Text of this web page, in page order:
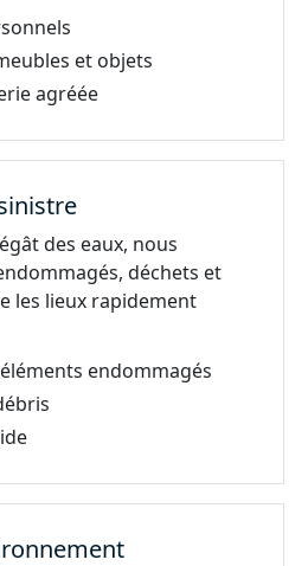
et objets
agréée
des eaux, nous
déchets et
les lieux rapidement
endommagés